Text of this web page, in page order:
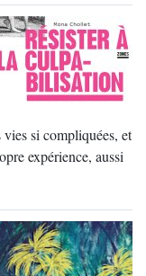
si compliquées, et
expérience, aussi